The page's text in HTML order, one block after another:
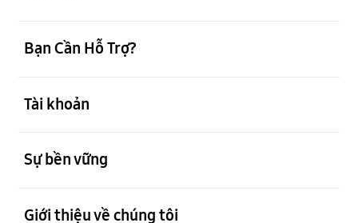
Bạn Cần Hỗ Trợ?
Tài khoản
Sự bền vững
Giới thiệu về chúng tôi